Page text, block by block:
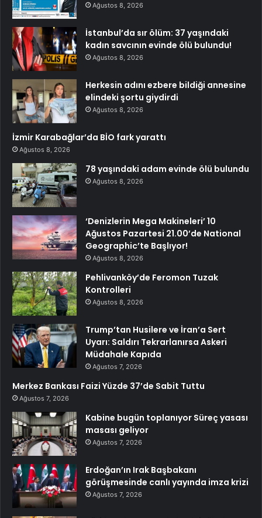
Ağustos 8, 2026
İstanbul’da sır ölüm: 37 yaşındaki
kadın savcının evinde ölü bulundu!
Ağustos 8, 2026
Herkesin adını ezbere bildiği annesine
elindeki şortu giydirdi
Ağustos 8, 2026
İzmir Karabağlar’da BİO fark yarattı
Ağustos 8, 2026
78 yaşındaki adam evinde ölü bulundu
Ağustos 8, 2026
‘Denizlerin Mega Makineleri’ 10
Ağustos Pazartesi 21.00’de National
Geographic’te Başlıyor!
Ağustos 8, 2026
Pehlivanköy’de Feromon Tuzak
Kontrolleri
Ağustos 8, 2026
Trump’tan Husilere ve İran’a Sert
Uyarı: Saldırı Tekrarlanırsa Askeri
Müdahale Kapıda
Ağustos 7, 2026
Merkez Bankası Faizi Yüzde 37’de Sabit Tuttu
Ağustos 7, 2026
Kabine bugün toplanıyor Süreç yasası
masası geliyor
Ağustos 7, 2026
Erdoğan’ın Irak Başbakanı
görüşmesinde canlı yayında imza krizi
Ağustos 7, 2026